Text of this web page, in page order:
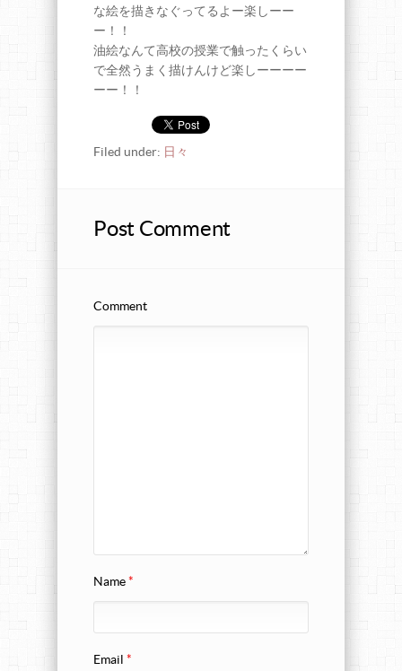
な絵を描きなぐってるよー楽しーー
ー！！
油絵なんて高校の授業で触ったくらい
で全然うまく描けんけど楽しーーーー
ーー！！
Filed under: 日々
Post Comment
Comment
Name*
Email *